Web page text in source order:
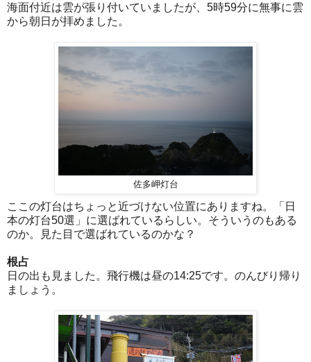
海面付近は雲が張り付いていましたが、5時59分に無事に雲
から朝日が拝めました。
佐多岬灯台
ここの灯台はちょっと近づけない位置にありますね。「日
本の灯台50選」に選ばれているらしい。そういうのもある
のか。見た目で選ばれているのかな？
根占
日の出も見ました。飛行機は昼の14:25です。のんびり帰り
ましょう。